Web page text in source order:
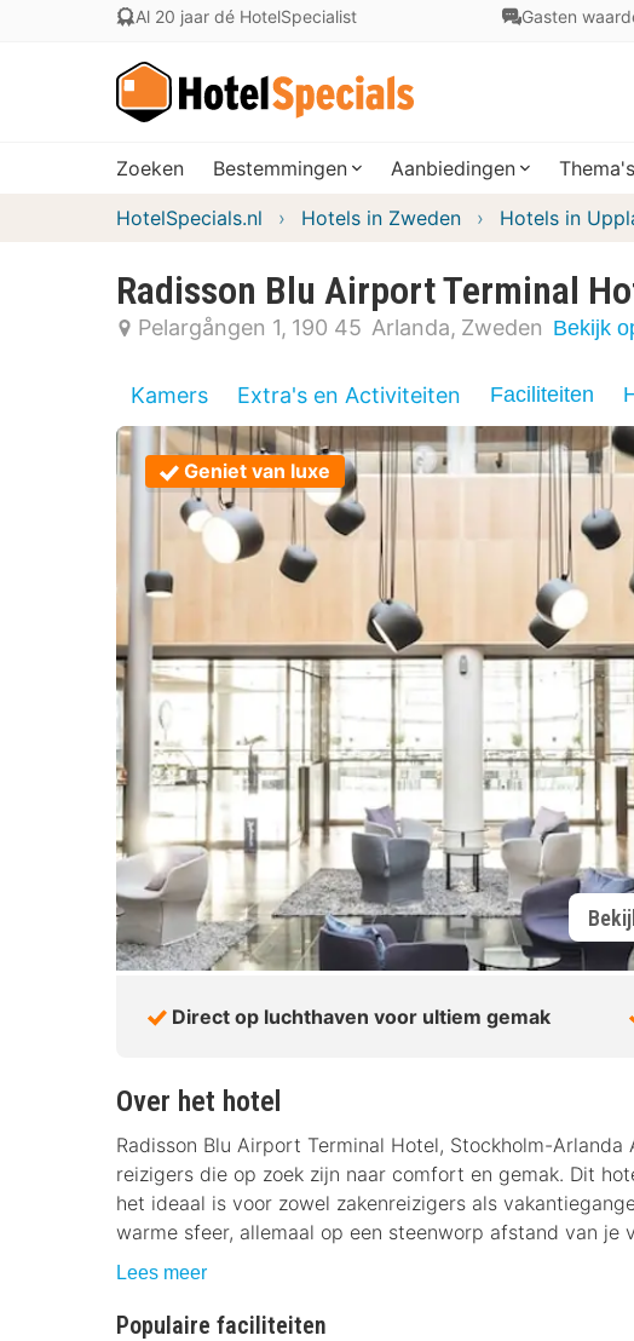
Al 20 jaar dé HotelSpecialist Gasten
Zoeken Bestemmingen Aanbiedingen Thema's
HotelSpecials.nl Hotels in Zweden Hotels in
Radisson Blu Airport Terminal
Pelargången 1 190 45 Arlanda Zweden Bekijk
Kamers Extra's en Activiteiten Faciliteiten
Geniet van luxe
Direct op luchthaven voor ultiem gemak
Over het hotel
Radisson Blu Airport Terminal Hotel, Stockholm-
reizigers die op zoek zijn naar comfort en gemak. Dit
het ideaal is voor zowel zakenreizigers als
warme sfeer, allemaal op een steenworp afstand van je
Lees meer
Populaire faciliteiten